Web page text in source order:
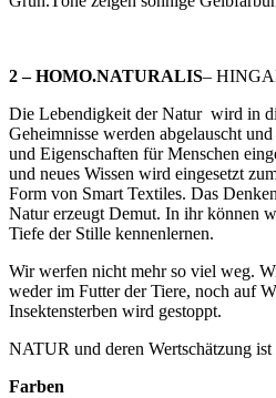
2 – HOMO.NATURALIS–
Die Lebendigkeit der Natur wird in
Geheimnisse werden abgelauscht
und Eigenschaften für Menschen
und neues Wissen wird eingesetzt
Form von Smart Textiles. Das
Natur erzeugt Demut. In ihr können
Tiefe der Stille kennenlernen.
Wir werfen nicht mehr so viel weg.
weder im Futter der Tiere, noch auf
Insektensterben wird gestoppt.
NATUR und deren Wertschätzung
Farben